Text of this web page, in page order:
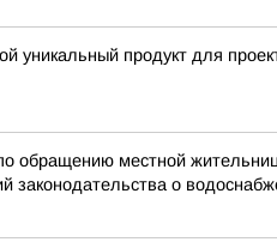
уникальный продукт для
обращению местной
законодательства о